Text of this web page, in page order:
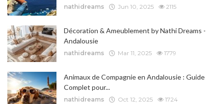
nathidreams Jun 10, 2025 2115
Décoration & Ameublement by Nathi Dreams -
Andalousie
nathidreams Mar 11, 2025 1779
Animaux de Compagnie en Andalousie : Guide
Complet pour...
nathidreams Oct 12, 2025 1724